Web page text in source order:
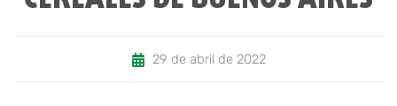
29 de abril de 2022